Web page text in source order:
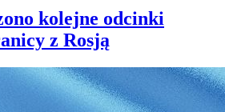
kolejne odcinki
z Rosją